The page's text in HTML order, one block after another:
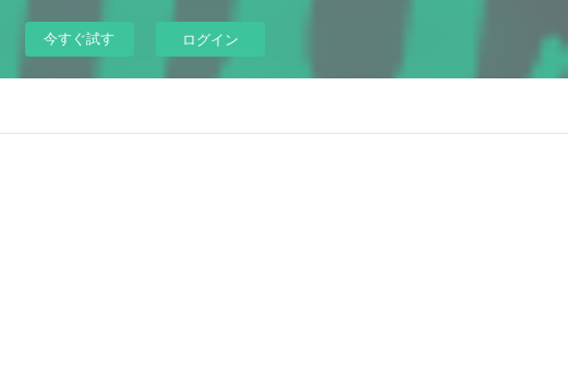
今すぐ試す ログイン